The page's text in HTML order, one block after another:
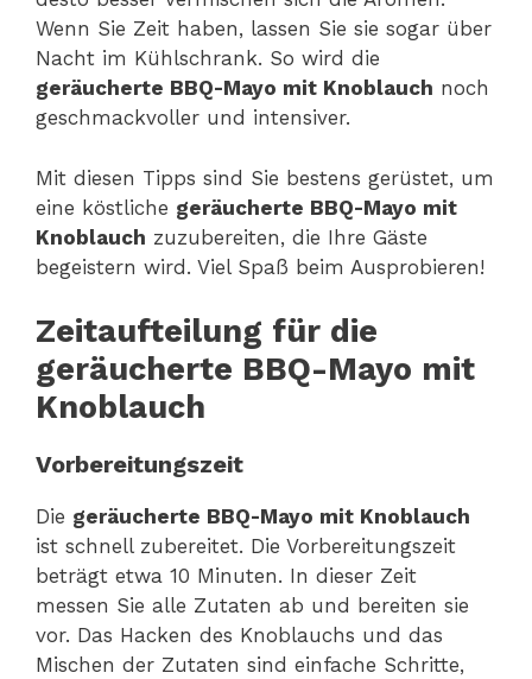
Wenn Sie Zeit haben, lassen Sie sie sogar über
Nacht im Kühlschrank. So wird die
geräucherte BBQ-Mayo mit Knoblauch noch
geschmackvoller und intensiver.
Mit diesen Tipps sind Sie bestens gerüstet, um
eine köstliche geräucherte BBQ-Mayo mit
Knoblauch zuzubereiten, die Ihre Gäste
begeistern wird. Viel Spaß beim Ausprobieren!
Zeitaufteilung für die
geräucherte BBQ-Mayo mit
Knoblauch
Vorbereitungszeit
Die geräucherte BBQ-Mayo mit Knoblauch
ist schnell zubereitet. Die Vorbereitungszeit
beträgt etwa 10 Minuten. In dieser Zeit
messen Sie alle Zutaten ab und bereiten sie
vor. Das Hacken des Knoblauchs und das
Mischen der Zutaten sind einfache Schritte,